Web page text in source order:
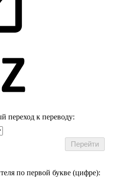
переход к переводу:
по первой букве (цифре):